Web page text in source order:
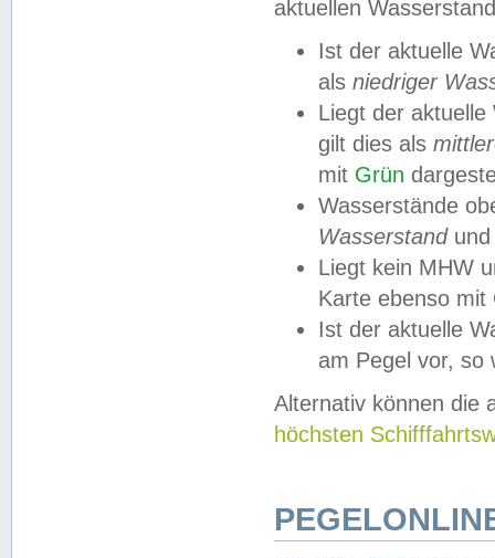
aktuellen
Ist der aktuelle
als niedriger
Liegt der
gilt dies als
mit Grün
Wasserstände
Wasserstandund
Liegt kein MHW
Karte ebenso mit
Ist der aktuelle
am Pegel vor,
Alternativ können die
höchsten